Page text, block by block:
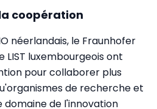
coopération
néerlandais, le Fraunhofer
luxembourgeois ont
pour collaborer plus
de recherche et
domaine de l'innovation